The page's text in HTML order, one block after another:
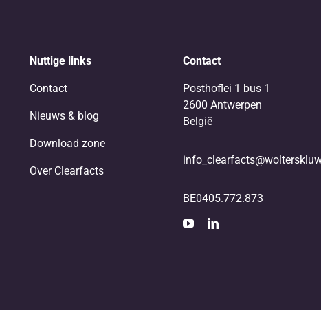
Nuttige links
Contact
Nieuws & blog
Download zone
Over Clearfacts
Contact
Posthoflei 1 bus 1
2600 Antwerpen
België
BE0405.772.873